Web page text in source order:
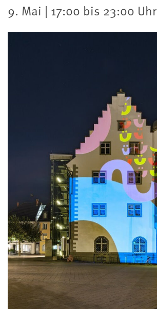
9. Mai | 17:00 bis 23:00 Uhr